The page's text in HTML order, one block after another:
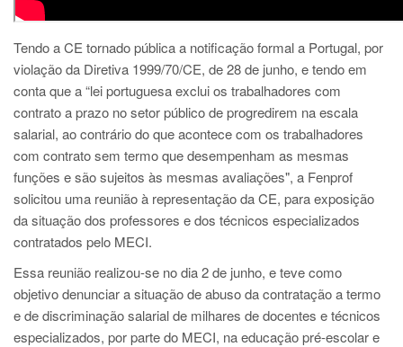
Tendo a CE tornado pública a notificação formal a Portugal, por
violação da Diretiva 1999/70/CE, de 28 de junho, e tendo em
conta que a “lei portuguesa exclui os trabalhadores com
contrato a prazo no setor público de progredirem na escala
salarial, ao contrário do que acontece com os trabalhadores
com contrato sem termo que desempenham as mesmas
funções e são sujeitos às mesmas avaliações", a Fenprof
solicitou uma reunião à representação da CE, para exposição
da situação dos professores e dos técnicos especializados
contratados pelo MECI.
Essa reunião realizou-se no dia 2 de junho, e teve como
objetivo denunciar a situação de abuso da contratação a termo
e de discriminação salarial de milhares de docentes e técnicos
especializados, por parte do MECI, na educação pré-escolar e